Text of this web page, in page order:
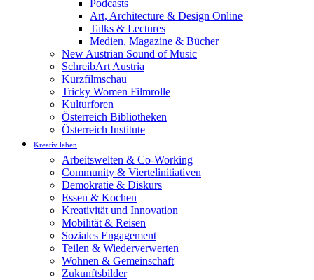
Podcasts
Art, Architecture & Design Online
Talks & Lectures
Medien, Magazine & Bücher
New Austrian Sound of Music
SchreibArt Austria
Kurzfilmschau
Tricky Women Filmrolle
Kulturforen
Österreich Bibliotheken
Österreich Institute
Kreativ leben
Arbeitswelten & Co-Working
Community & Viertelinitiativen
Demokratie & Diskurs
Essen & Kochen
Kreativität und Innovation
Mobilität & Reisen
Soziales Engagement
Teilen & Wiederverwerten
Wohnen & Gemeinschaft
Zukunftsbilder